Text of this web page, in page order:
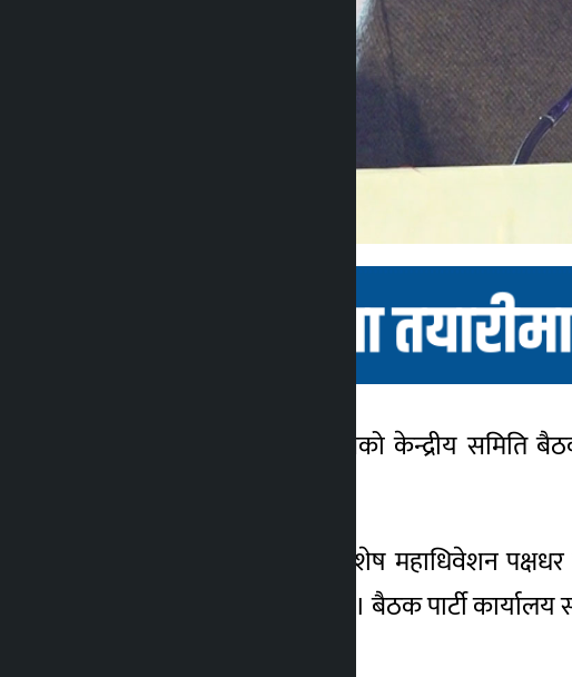
काठमाडौँ । नेपाली कांग्रेसको केन्द्रीय समिति
पदाधिकारीका अनुसार, विशेष महाधिवेशन
पक्षधरलाई पठाइसकेको छ। बैठक पार्टी कार्यालय